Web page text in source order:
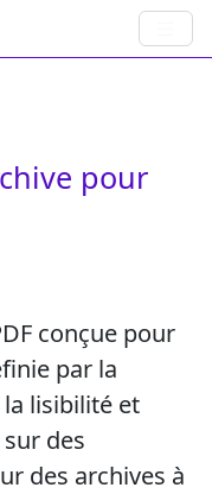
pour
conçue pour
par la
la lisibilité et
des
des archives à